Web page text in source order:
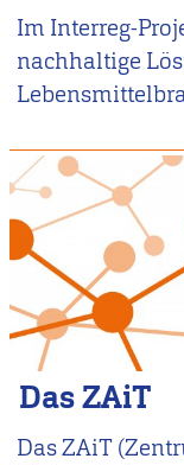
Im Interreg-
nachhaltige
Das ZAiT
Das ZAiT